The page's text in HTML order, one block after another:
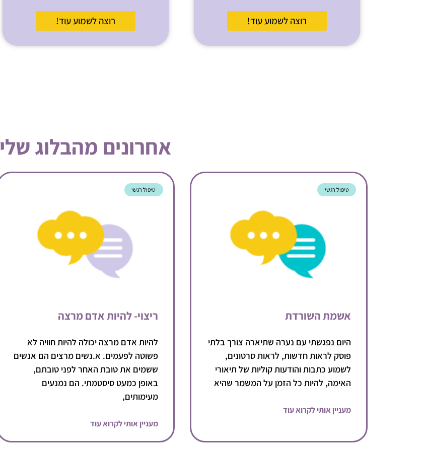
רוצה לשמוע עוד! רוצה לשמוע עוד!
אחרונים מהבלוג שלי
טיפול רגשי
אשמת השורדת
היום נפגשתי עם נערה שתיארה צורך בלתי
פוסק לראות חדשות, לראות סרטונים,
לשמוע כתבות והודעות קוליות של תיאורי
האימה, להיות כל הזמן על המשמר שהיא
מעניין אותי לקרוא עוד
טיפול רגשי
ריצוי- להיות אדם מרצה
להיות אדם מרצה יכולה להיות חוויה לא
פשוטה לפעמים. א.נשים מרצים הם אנשים
ששמים את טובת האחר לפני טובתם,
באופן כמעט סיסטמתי. הם נמנעים
מעימותים,
מעניין אותי לקרוא עוד